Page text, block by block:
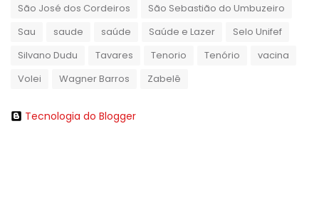
São José dos Cordeiros
São Sebastião do Umbuzeiro
Sau
saude saúde Saúde e Lazer
Selo Unifef
Silvano Dudu
Tavares Tenorio Tenório
vacina
Volei
Wagner Barros Zabelê
Tecnologia do Blogger